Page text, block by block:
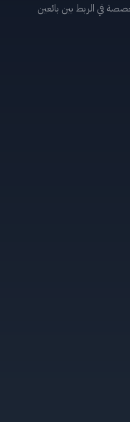
في الربط بين بائعين